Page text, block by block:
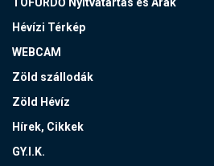
Hévízi Térkép
WEBCAM
Zöld szállodák
Zöld Hévíz
Hírek, Cikkek
GY.I.K.